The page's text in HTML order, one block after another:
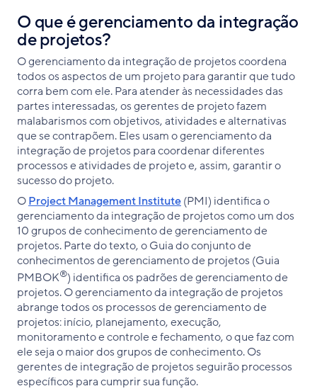
O que é gerenciamento da integração
de projetos?
O gerenciamento da integração de projetos coordena
todos os aspectos de um projeto para garantir que tudo
corra bem com ele. Para atender às necessidades das
partes interessadas, os gerentes de projeto fazem
malabarismos com objetivos, atividades e alternativas
que se contrapõem. Eles usam o gerenciamento da
integração de projetos para coordenar diferentes
processos e atividades de projeto e, assim, garantir o
sucesso do projeto.
OProject Management Institute(PMI) identifica o
gerenciamento da integração de projetos como um dos
10 grupos de conhecimento de gerenciamento de
projetos. Parte do texto, o Guia do conjunto de
conhecimentos de gerenciamento de projetos (Guia
PMBOK®) identifica os padrões de gerenciamento de
projetos. O gerenciamento da integração de projetos
abrange todos os processos de gerenciamento de
projetos: início, planejamento, execução,
monitoramento e controle e fechamento, o que faz com
ele seja o maior dos grupos de conhecimento. Os
gerentes de integração de projetos seguirão processos
específicos para cumprir sua função.